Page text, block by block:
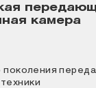
камера
поколения